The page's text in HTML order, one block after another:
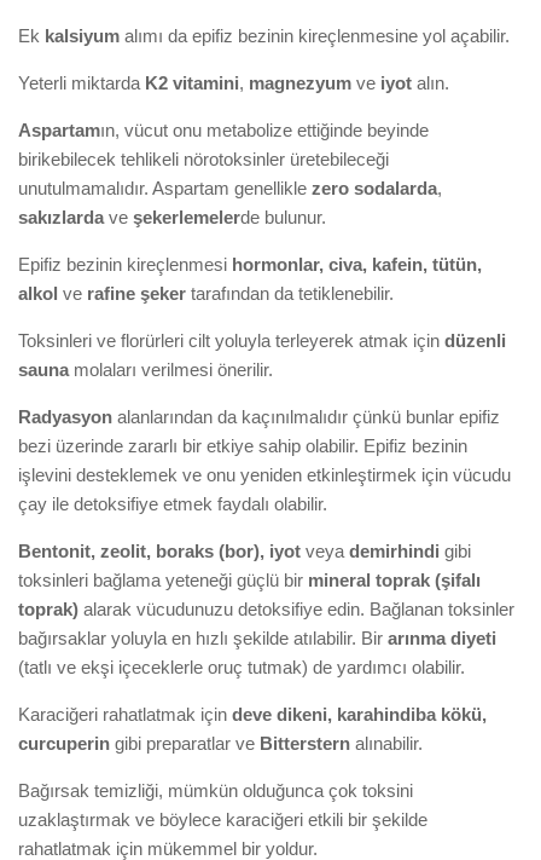
Ek kalsiyum alımı da epifiz bezinin kireçlenmesine yol açabilir.
Yeterli miktarda K2 vitamini, magnezyum ve iyot alın.
Aspartamın, vücut onu metabolize ettiğinde beyinde
birikebilecek tehlikeli nörotoksinler üretebileceği
unutulmamalıdır. Aspartam genellikle zero sodalarda,
sakızlarda ve şekerlemelerde bulunur.
Epifiz bezinin kireçlenmesi hormonlar, civa, kafein, tütün,
alkol ve rafine şeker tarafından da tetiklenebilir.
Toksinleri ve florürleri cilt yoluyla terleyerek atmak için düzenli
sauna molaları verilmesi önerilir.
Radyasyon alanlarından da kaçınılmalıdır çünkü bunlar epifiz
bezi üzerinde zararlı bir etkiye sahip olabilir. Epifiz bezinin
işlevini desteklemek ve onu yeniden etkinleştirmek için vücudu
çay ile detoksifiye etmek faydalı olabilir.
Bentonit, zeolit, boraks (bor), iyot veya demirhindi gibi
toksinleri bağlama yeteneği güçlü bir mineral toprak (şifalı
toprak) alarak vücudunuzu detoksifiye edin. Bağlanan toksinler
bağırsaklar yoluyla en hızlı şekilde atılabilir. Bir arınma diyeti
(tatlı ve ekşi içeceklerle oruç tutmak) de yardımcı olabilir.
Karaciğeri rahatlatmak için deve dikeni, karahindiba kökü,
curcuperin gibi preparatlar ve Bitterstern alınabilir.
Bağırsak temizliği, mümkün olduğunca çok toksini
uzaklaştırmak ve böylece karaciğeri etkili bir şekilde
rahatlatmak için mükemmel bir yoldur.